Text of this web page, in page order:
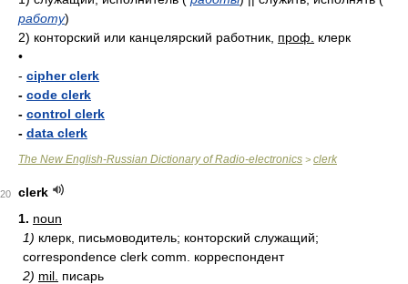
работу)
2) конторский или канцелярский работник, проф.
клерк
•
- cipher clerk
- code clerk
- control clerk
- data clerk
The New English-Russian Dictionary of Radio-electronics > clerk
20
clerk
1. noun
1) клерк, письмоводитель; конторский служащий;
correspondence clerk comm. корреспондент
2) mil. писарь